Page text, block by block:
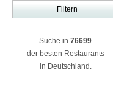
Suche in 76699
der besten Restaurants
in Deutschland.